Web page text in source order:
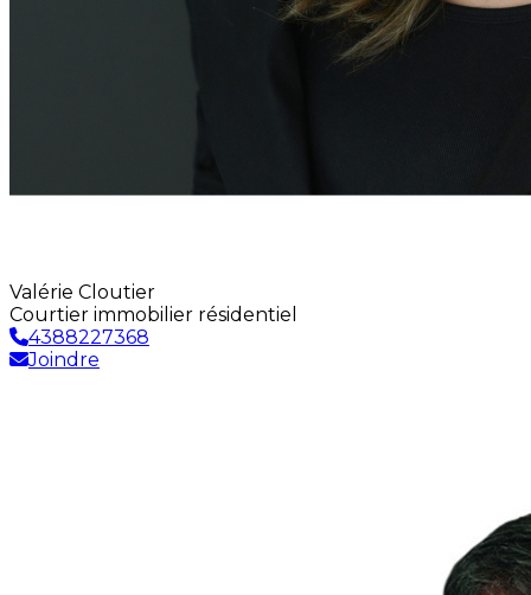
Valérie Cloutier
Courtier immobilier résidentiel
4388227368
Joindre